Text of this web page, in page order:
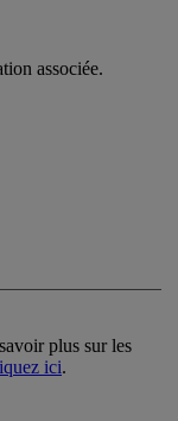
associée.
plus sur les
ici.